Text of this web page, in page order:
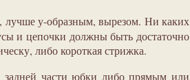
лучше у-образным, вырезом. Ни каких
и цепочки должны быть достаточно
либо короткая стрижка.
задней части юбки либо прямым или